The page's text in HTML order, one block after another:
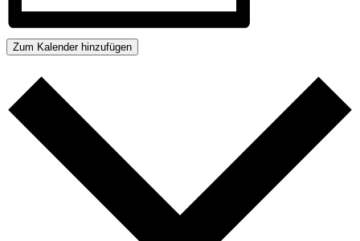
Zum Kalender hinzufügen